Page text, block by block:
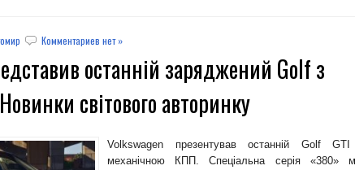
Комментариев нет »
останній заряджений Golf з
світового авторинку
Volkswagen презентував останній Golf
механічною КПП. Спеціальна серія «380»